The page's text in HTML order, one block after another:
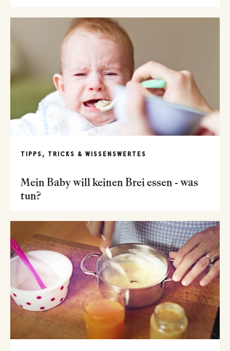
TIPPS, TRICKS & WISSENSWERTES
Mein Baby will keinen Brei essen - was
tun?